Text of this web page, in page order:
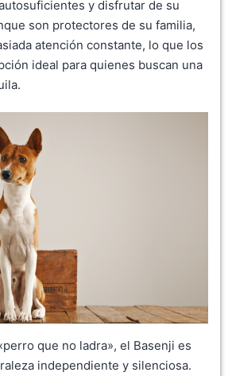
y disfrutar de su
son protectores de su familia,
atención constante, lo que los
ideal para quienes buscan una
que no ladra», el Basenji es
independiente y silenciosa.